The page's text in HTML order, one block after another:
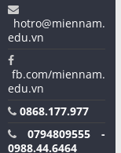
hotro@miennam.
edu.vn
fb.com/miennam.
edu.vn
0868.177.977
0794809555 -
0988.44.6464